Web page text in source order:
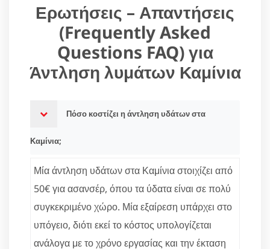
Ερωτήσεις – Απαντήσεις
(Frequently Asked
Questions FAQ) για
Άντληση λυμάτων Καμίνια
Πόσο κοστίζει η άντληση υδάτων στα
Καμίνια;
Μία άντληση υδάτων στα Καμίνια στοιχίζει από
50€ για ασανσέρ, όπου τα ύδατα είναι σε πολύ
συγκεκριμένο χώρο. Μία εξαίρεση υπάρχει στο
υπόγειο, διότι εκεί το κόστος υπολογίζεται
ανάλογα με το χρόνο εργασίας και την έκταση